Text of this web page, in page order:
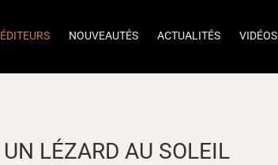
ÉDITEURS NOUVEAUTÉS ACTUALITÉS VIDÉOS
UN LÉZARD AU SOLEIL